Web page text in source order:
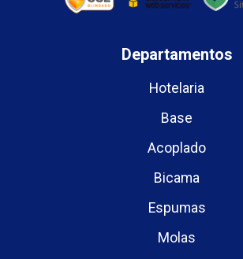
Departamentos
Hotelaria
Base
Acoplado
Bicama
Espumas
Molas